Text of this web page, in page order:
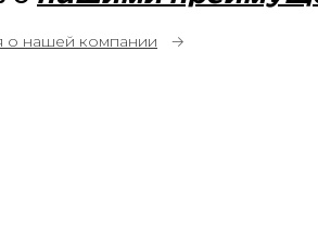
нашей компании →